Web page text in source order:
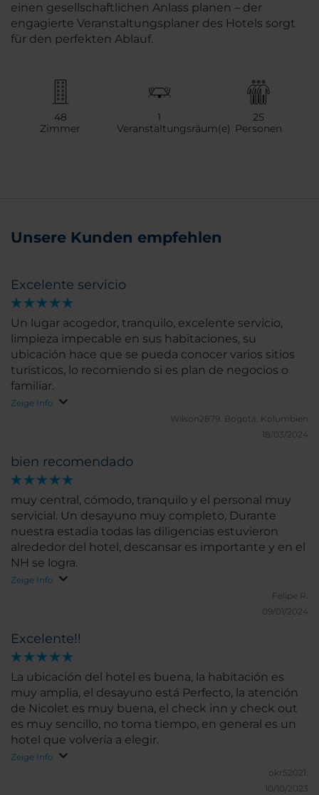
einen gesellschaftlichen Anlass planen – der
engagierte Veranstaltungsplaner des Hotels sorgt
für den perfekten Ablauf.
48
Zimmer
1
Veranstaltungsräum(e)
25
Personen
Unsere Kunden empfehlen
Excelente servicio
Un lugar acogedor, tranquilo, excelente servicio,
limpieza impecable en sus habitaciones, su
ubicación hace que se pueda conocer varios sitios
turísticos, lo recomiendo si es plan de negocios o
familiar.
Zeige Info
Wilson2879. Bogotá, Kolumbien
18/03/2024
bien recomendado
muy central, cómodo, tranquilo y el personal muy
servicial. Un desayuno muy completo, Durante
nuestra estadia todas las diligencias estuvieron
alrededor del hotel, descansar es importante y en el
NH se logra.
Zeige Info
Felipe R.
09/01/2024
Excelente!!
La ubicación del hotel es buena, la habitación es
muy amplia, el desayuno está Perfecto, la atención
de Nicolet es muy buena, el check inn y check out
es muy sencillo, no toma tiempo, en general es un
hotel que volvería a elegir.
Zeige Info
okr52021.
10/10/2023